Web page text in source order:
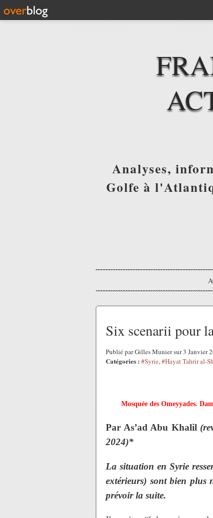
Analyses,
Golfe à
Six scenarii pour
Publié par Gilles Munier sur 3 Janvier
Catégories : #Syrie,#Hayat Tahrir al-
Mosquée des Omeyyades.
Par As’ad Abu Khalil
2024)*
La situation en Syrie
extérieurs) sont bien
prévoir la suite.